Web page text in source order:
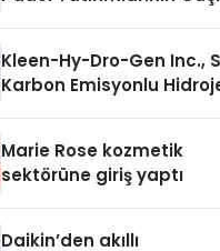
Kleen-Hy-Dro-Gen Inc.,
Karbon Emisyonlu
Aldı
Marie Rose kozmetik
sektörüne giriş yaptı
Daikin’den akıllı